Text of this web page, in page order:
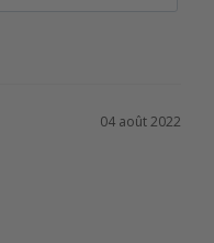
04 août 2022